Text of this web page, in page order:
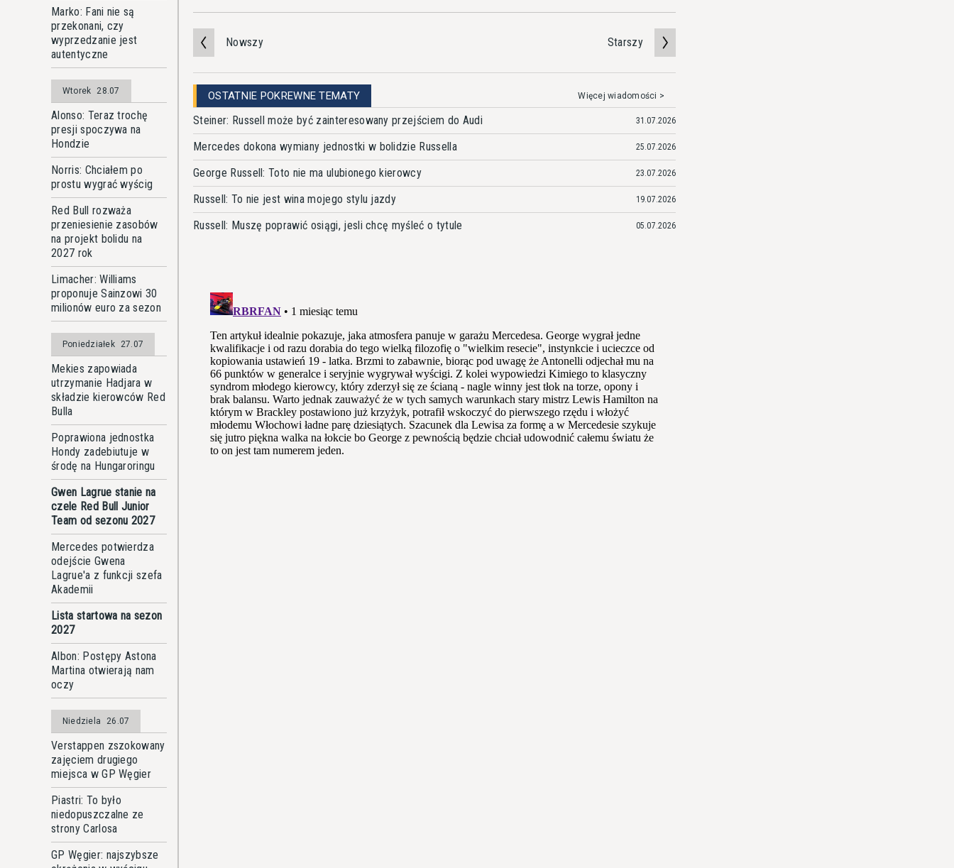
Marko: Fani nie są
przekonani, czy
wyprzedzanie jest
autentyczne
Wtorek 28.07
Alonso: Teraz trochę
presji spoczywa na
Hondzie
Norris: Chciałem po
prostu wygrać wyścig
Red Bull rozważa
przeniesienie zasobów
na projekt bolidu na
2027 rok
Limacher: Williams
proponuje Sainzowi 30
milionów euro za sezon
Poniedziałek 27.07
Mekies zapowiada
utrzymanie Hadjara w
składzie kierowców Red
Bulla
Poprawiona jednostka
Hondy zadebiutuje w
środę na Hungaroringu
Gwen Lagrue stanie na
czele Red Bull Junior
Team od sezonu 2027
Mercedes potwierdza
odejście Gwena
Lagrue'a z funkcji szefa
Akademii
Lista startowa na sezon
2027
Albon: Postępy Astona
Martina otwierają nam
oczy
Niedziela 26.07
Verstappen zszokowany
zajęciem drugiego
miejsca w GP Węgier
Piastri: To było
niedopuszczalne ze
strony Carlosa
GP Węgier: najszybsze
Nowszy Starszy
OSTATNIE POKREWNE TEMATY Więcej wiadomości >
Steiner: Russell może być zainteresowany przejściem do Audi 31.07.2026
Mercedes dokona wymiany jednostki w bolidzie Russella 25.07.2026
George Russell: Toto nie ma ulubionego kierowcy 23.07.2026
Russell: To nie jest wina mojego stylu jazdy 19.07.2026
Russell: Muszę poprawić osiągi, jesli chcę myśleć o tytule 05.07.2026